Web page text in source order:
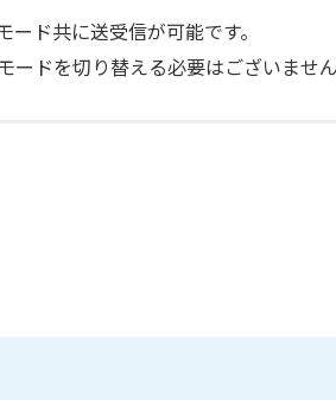
ード共に送受信が可能です。
ードを切り替える必要はございません